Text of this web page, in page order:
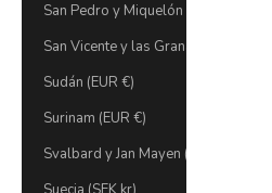
San Pedro y Miquelón (EUR €)
San Vicente y las Granadinas (XCD $)
Sudán (EUR €)
Surinam (EUR €)
Svalbard y Jan Mayen (EUR €)